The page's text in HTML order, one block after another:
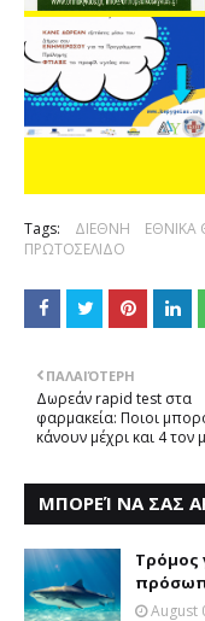
Tags: ΔΙΕΘΝΗ ΕΘΝΙΚΑ
ΠΡΩΤΟΣΕΛΙΔΟ
ΠΑΛΑΙΌΤΕΡΗ
Δωρεάν rapid test στα
φαρμακεία: Ποιοι
κάνουν μέχρι και 4 τον
ΜΠΟΡΕΊ ΝΑ ΣΑΣ
Τρόμος
August